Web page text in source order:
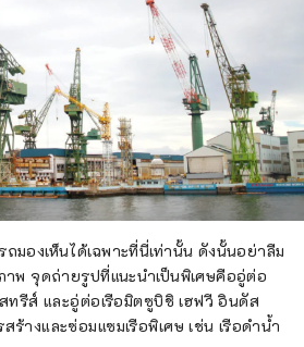
มองเห็นได้เฉพาะที่นี่เท่านั้น ดังนั้นอย่าลืม
าพ จุดถ่ายรูปที่แนะนำเป็นพิเศษคืออู่ต่อ
ทรีส์ และอู่ต่อเรือมิตซูบิชิ เฮฟวี อินดัส
างและซ่อมแซมเรือพิเศษ เช่น เรือดำน้ำ